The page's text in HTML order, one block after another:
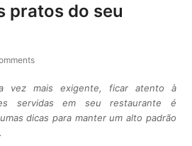
pratos do seu
vez mais exigente, ficar atento à
servidas em seu restaurante é
dicas para manter um alto padrão